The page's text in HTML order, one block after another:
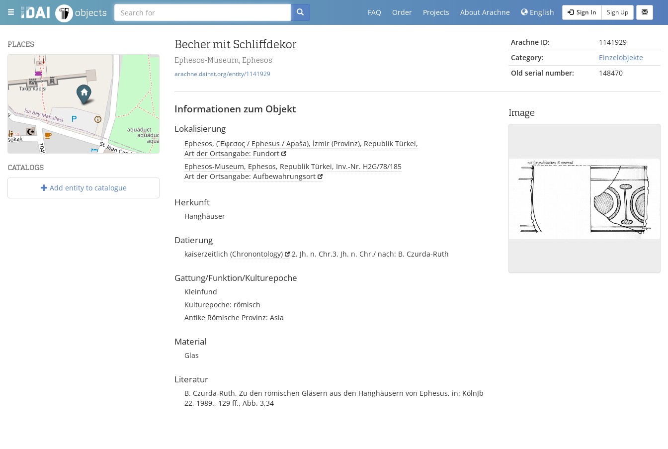
objects FAQ Order Projects About Arachne English Sign In Sign Up
PLACES
−
| Maps and Data ©OpenStreetMap
CATALOGS
Add entity to catalogue
Becher mit Schliffdekor
Ephesos-Museum, Ephesos
arachne.dainst.org/entity/1141929
Arachne ID:
1141929
Category:
Einzelobjekte
Old serial number:
148470
Informationen zum Objekt
Lokalisierung
Ephesos, (Ἔφεσος / Ephesus / Apaša), İzmir (Provinz), Republik Türkei,
Art der Ortsangabe: Fundort
Ephesos-Museum, Ephesos, Republik Türkei, Inv.-Nr. H2G/78/185
Art der Ortsangabe: Aufbewahrungsort
Herkunft
Hanghäuser
Datierung
kaiserzeitlich (Chronontology) 2. Jh. n. Chr.3. Jh. n. Chr./ nach: B. Czurda-Ruth
Gattung/Funktion/Kulturepoche
Kleinfund
Kulturepoche: römisch
Antike Römische Provinz: Asia
Material
Glas
Literatur
B. Czurda-Ruth, Zu den römischen Gläsern aus den Hanghäusern von Ephesus, in: KölnJb
22, 1989., 129 ff., Abb. 3,34
Image